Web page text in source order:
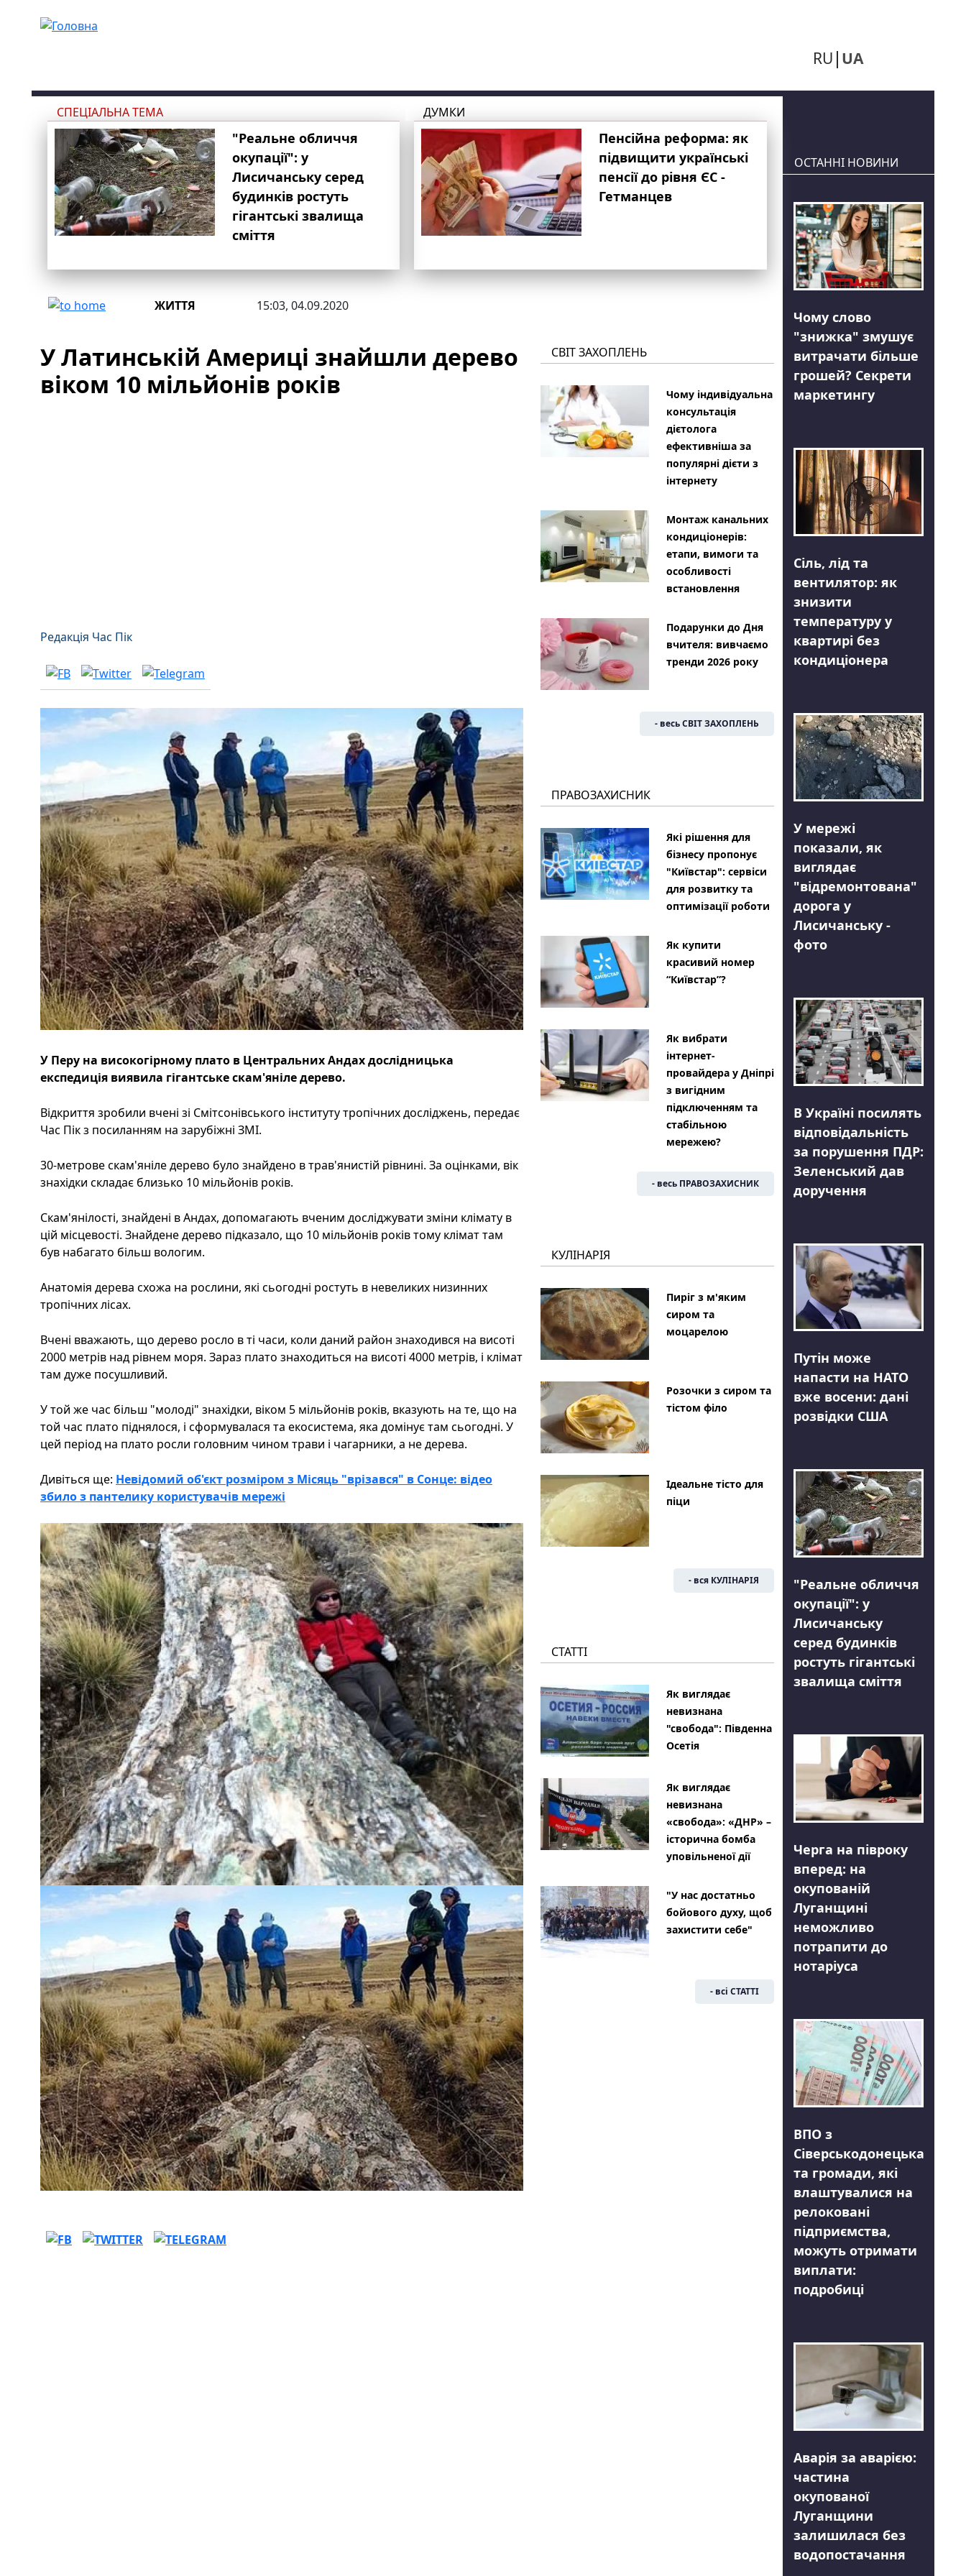
RU UA
СПЕЦІАЛЬНА ТЕМА
"Реальне обличчя
окупації": у
Лисичанську серед
будинків ростуть
гігантські звалища
сміття
ДУМКИ
Пенсійна реформа: як
підвищити українські
пенсії до рівня ЄС -
Гетманцев
ЖИТТЯ 15:03, 04.09.2020
У Латинській Америці знайшли дерево
віком 10 мільйонів років
Редакція Час Пік
У Перу на високогірному плато в Центральних Андах дослідницька
експедиція виявила гігантське скам'яніле дерево.
Відкриття зробили вчені зі Смітсонівського інституту тропічних досліджень, передає
Час Пік з посиланням на зарубіжні ЗМІ.
30-метрове скам'яніле дерево було знайдено в трав'янистій рівнині. За оцінками, вік
знахідки складає близько 10 мільйонів років.
Скам'янілості, знайдені в Андах, допомагають вченим досліджувати зміни клімату в
цій місцевості. Знайдене дерево підказало, що 10 мільйонів років тому клімат там
був набагато більш вологим.
Анатомія дерева схожа на рослини, які сьогодні ростуть в невеликих низинних
тропічних лісах.
Вчені вважають, що дерево росло в ті часи, коли даний район знаходився на висоті
2000 метрів над рівнем моря. Зараз плато знаходиться на висоті 4000 метрів, і клімат
там дуже посушливий.
У той же час більш "молоді" знахідки, віком 5 мільйонів років, вказують на те, що на
той час плато піднялося, і сформувалася та екосистема, яка домінує там сьогодні. У
цей період на плато росли головним чином трави і чагарники, а не дерева.
Дивіться ще: Невідомий об'єкт розміром з Місяць "врізався" в Сонце: відео
збило з пантелику користувачів мережі
СВІТ ЗАХОПЛЕНЬ
Чому індивідуальна
консультація
дієтолога
ефективніша за
популярні дієти з
інтернету
Монтаж канальних
кондиціонерів:
етапи, вимоги та
особливості
встановлення
Подарунки до Дня
вчителя: вивчаємо
тренди 2026 року
- весь СВІТ ЗАХОПЛЕНЬ
ПРАВОЗАХИСНИК
Які рішення для
бізнесу пропонує
"Київстар": сервіси
для розвитку та
оптимізації роботи
Як купити
красивий номер
“Київстар”?
Як вибрати
інтернет-
провайдера у Дніпрі
з вигідним
підключенням та
стабільною
мережею?
- весь ПРАВОЗАХИСНИК
КУЛІНАРІЯ
Пиріг з м'яким
сиром та
моцарелою
Розочки з сиром та
тістом філо
Ідеальне тісто для
піци
- вся КУЛІНАРІЯ
СТАТТІ
Як виглядає
невизнана
"свобода": Південна
Осетія
Як виглядає
невизнана
«свобода»: «ДНР» –
історична бомба
уповільненої дії
"У нас достатньо
бойового духу, щоб
захистити себе"
- всі СТАТТІ
ОСТАННІ НОВИНИ
Чому слово
"знижка" змушує
витрачати більше
грошей? Секрети
маркетингу
Сіль, лід та
вентилятор: як
знизити
температуру у
квартирі без
кондиціонера
У мережі
показали, як
виглядає
"відремонтована"
дорога у
Лисичанську -
фото
В Україні посилять
відповідальність
за порушення ПДР:
Зеленський дав
доручення
Путін може
напасти на НАТО
вже восени: дані
розвідки США
"Реальне обличчя
окупації": у
Лисичанську
серед будинків
ростуть гігантські
звалища сміття
Черга на півроку
вперед: на
окупованій
Луганщині
неможливо
потрапити до
нотаріуса
ВПО з
Сіверськодонецька
та громади, які
влаштувалися на
релоковані
підприємства,
можуть отримати
виплати:
подробиці
Аварія за аварією:
частина
окупованої
Луганщини
залишилася без
водопостачання